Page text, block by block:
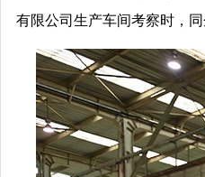
有限公司生产车间考察时，